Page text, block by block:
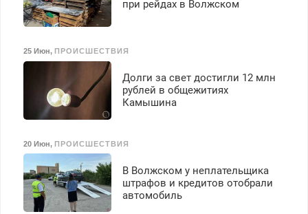
при рейдах в Волжском
25 Июн, ПРОИСШЕСТВИЯ
Долги за свет достигли 12 млн
рублей в общежитиях
Камышина
20 Июн, ПРОИСШЕСТВИЯ
В Волжском у неплательщика
штрафов и кредитов отобрали
автомобиль